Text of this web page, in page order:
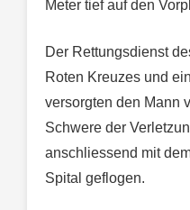
Meter tief auf den
Der Rettungsdienst
Roten Kreuzes und
versorgten den Mann
Schwere der
anschliessend mit
Spital geflogen.